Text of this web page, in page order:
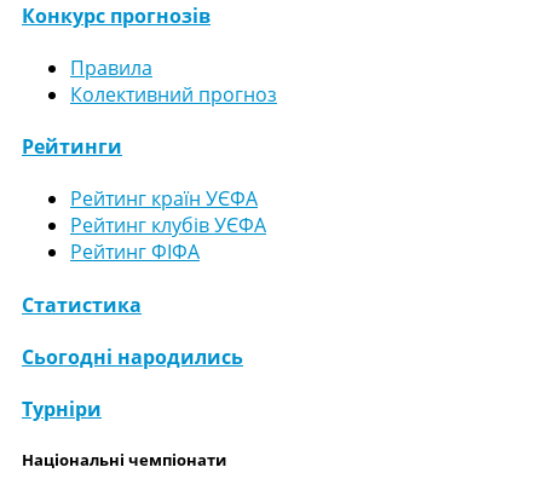
Конкурс прогнозів
Правила
Колективний прогноз
Рейтинги
Рейтинг країн УЄФА
Рейтинг клубів УЄФА
Рейтинг ФІФА
Статистика
Сьогодні народились
Турніри
Національні чемпіонати